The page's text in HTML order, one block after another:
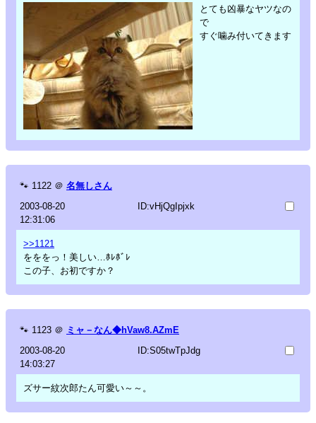
とても凶暴なヤツなの
で
すぐ噛み付いてきます
🐾 1122 ＠ 名無しさん
2003-08-20
12:31:06
ID:vHjQgIpjxk
>>1121
をををっ！美しい…ﾎﾚﾎﾞﾚ
この子、お初ですか？
🐾 1123 ＠ ミャ－なん◆hVaw8.AZmE
2003-08-20
14:03:27
ID:S05twTpJdg
ズサー紋次郎たん可愛い～～。